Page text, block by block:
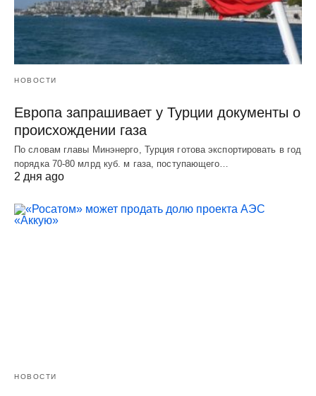
НОВОСТИ
Европа запрашивает у Турции документы о
происхождении газа
По словам главы Минэнерго, Турция готова экспортировать в год
порядка 70-80 млрд куб. м газа, поступающего…
2 дня ago
НОВОСТИ